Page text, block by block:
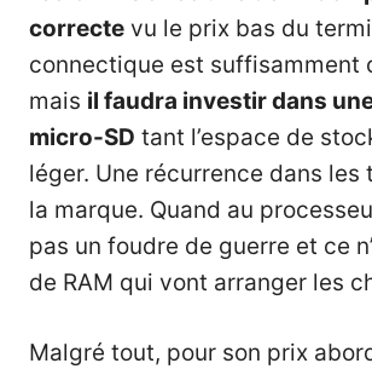
correcte vu le prix bas du
connectique est suffisamment
mais il faudra investir dans
micro-SD tant l’espace de
léger. Une récurrence dans les
la marque. Quand au
pas un foudre de guerre et ce
de RAM qui vont arranger les
Malgré tout, pour son prix